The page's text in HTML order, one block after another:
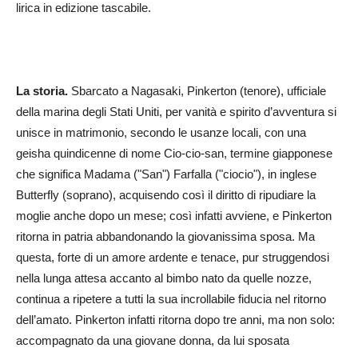
lirica in edizione tascabile.
La storia. Sbarcato a Nagasaki, Pinkerton (tenore), ufficiale
della marina degli Stati Uniti, per vanità e spirito d’avventura si
unisce in matrimonio, secondo le usanze locali, con una
geisha quindicenne di nome Cio-cio-san, termine giapponese
che significa Madama ("San") Farfalla ("ciocio"), in inglese
Butterfly (soprano), acquisendo così il diritto di ripudiare la
moglie anche dopo un mese; così infatti avviene, e Pinkerton
ritorna in patria abbandonando la giovanissima sposa. Ma
questa, forte di un amore ardente e tenace, pur struggendosi
nella lunga attesa accanto al bimbo nato da quelle nozze,
continua a ripetere a tutti la sua incrollabile fiducia nel ritorno
dell’amato. Pinkerton infatti ritorna dopo tre anni, ma non solo:
accompagnato da una giovane donna, da lui sposata